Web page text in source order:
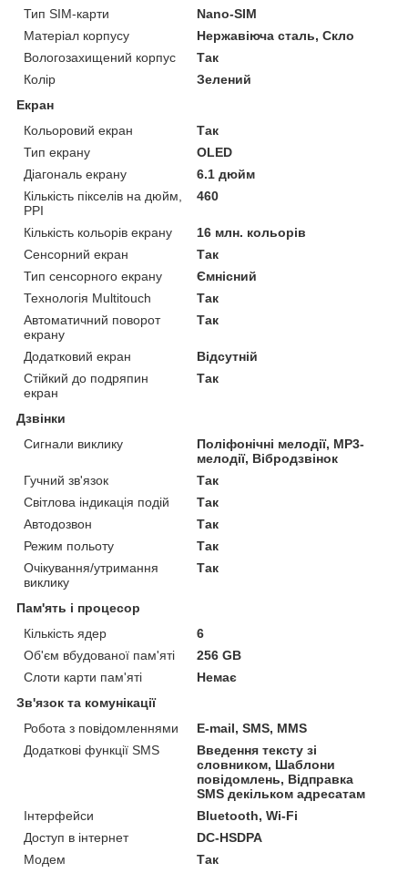
Тип SIM-карти
Nano-SIM
Матеріал корпусу
Нержавіюча сталь, Скло
Вологозахищений корпус
Так
Колір
Зелений
Екран
Кольоровий екран
Так
Тип екрану
OLED
Діагональ екрану
6.1 дюйм
Кількість пікселів на дюйм,
PPI
460
Кількість кольорів екрану
16 млн. кольорів
Сенсорний екран
Так
Тип сенсорного екрану
Ємнісний
Технологія Multitouch
Так
Автоматичний поворот
екрану
Так
Додатковий екран
Відсутній
Стійкий до подряпин
екран
Так
Дзвінки
Сигнали виклику
Поліфонічні мелодії, MP3-
мелодії, Вібродзвінок
Гучний зв'язок
Так
Світлова індикація подій
Так
Автодозвон
Так
Режим польоту
Так
Очікування/утримання
виклику
Так
Пам'ять і процесор
Кількість ядер
6
Об'єм вбудованої пам'яті
256 GB
Слоти карти пам'яті
Немає
Зв'язок та комунікації
Робота з повідомленнями
E-mail, SMS, MMS
Додаткові функції SMS
Введення тексту зі
словником, Шаблони
повідомлень, Відправка
SMS декільком адресатам
Інтерфейси
Bluetooth, Wi-Fi
Доступ в інтернет
DC-HSDPA
Модем
Так